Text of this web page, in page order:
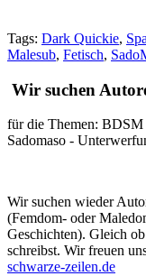
Tags: Dark Quickie,
Malesub, Fetisch,
Wir suchen
für die Themen: BDSM
Sadomaso -
Wir suchen wieder
(Femdom- oder
Geschichten). Gleich
schreibst. Wir freuen
schwarze-zeilen.de